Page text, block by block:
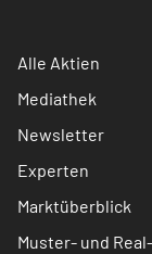
Alle Aktien
Mediathek
Newsletter
Experten
Marktüberblick
Muster- und